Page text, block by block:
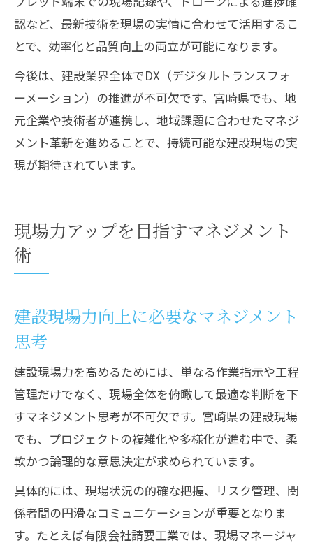
認など、最新技術を現場の実情に合わせて活用するこ
とで、効率化と品質向上の両立が可能になります。
今後は、建設業界全体でDX（デジタルトランスフォ
ーメーション）の推進が不可欠です。宮崎県でも、地
元企業や技術者が連携し、地域課題に合わせたマネジ
メント革新を進めることで、持続可能な建設現場の実
現が期待されています。
現場力アップを目指すマネジメント
術
建設現場力向上に必要なマネジメント
思考
建設現場力を高めるためには、単なる作業指示や工程
管理だけでなく、現場全体を俯瞰して最適な判断を下
すマネジメント思考が不可欠です。宮崎県の建設現場
でも、プロジェクトの複雑化や多様化が進む中で、柔
軟かつ論理的な意思決定が求められています。
具体的には、現場状況の的確な把握、リスク管理、関
係者間の円滑なコミュニケーションが重要となりま
す。たとえば有限会社請要工業では、現場マネージャ